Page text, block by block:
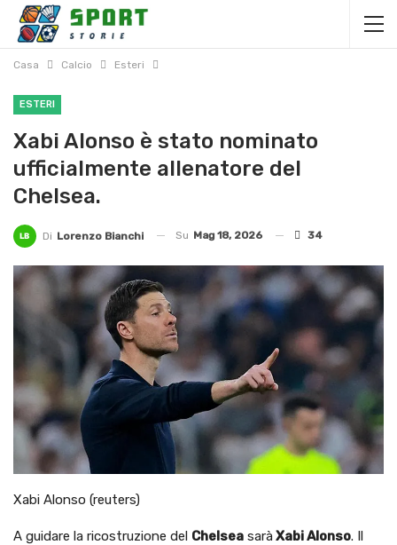
Casa Calcio Esteri
ESTERI
Xabi Alonso è stato nominato
ufficialmente allenatore del
Chelsea.
Di Lorenzo Bianchi Su Mag 18, 2026 34
Xabi Alonso (reuters)
A guidare la ricostruzione del Chelsea saràXabi Alonso. Il